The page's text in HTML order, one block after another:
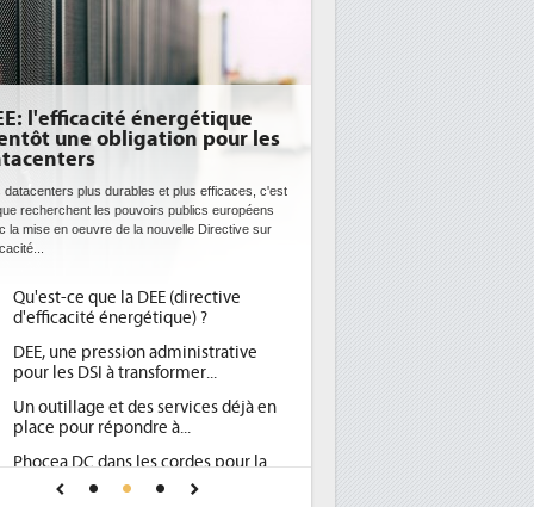
l'efficacité énergétique
une obligation pour les
datacenters plus durables et plus efficaces, c'est
recherchent les pouvoirs publics européens
la mise en oeuvre de la nouvelle Directive sur
Qu'est-ce que la DEE (directive
d'efficacité énergétique) ?
DEE, une pression administrative
pour les DSI à transformer...
Un outillage et des services déjà en
place pour répondre à...
Phocea DC dans les cordes pour la